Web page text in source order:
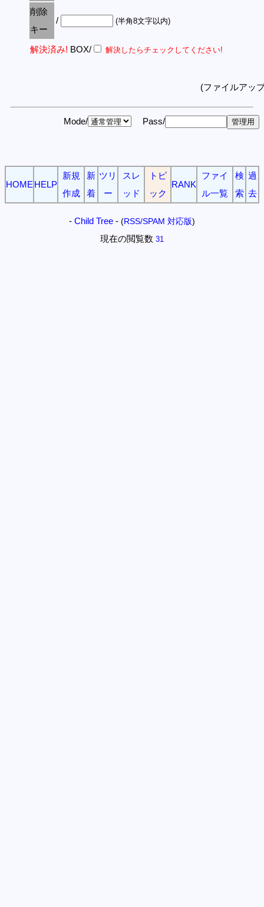
削除
キー
/ (半角8文字以内)
解決済み! BOX/ 解決したらチェックしてください!
(ファイルアッ
Mode/ Pass/
HOME HELP
新規
作成
新
着
ツリ
ー
スレ
ッド
トピ
ック
RANK
ファイ
ル一覧
検
索
過
去
- Child Tree - (RSS/SPAM 対応版)
現在の閲覧数 31